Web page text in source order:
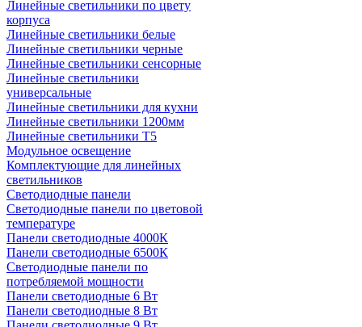
Линейные светильники по цвету
корпуса
Линейные светильники белые
Линейные светильники черные
Линейные светильники сенсорные
Линейные светильники
универсальные
Линейные светильники для кухни
Линейные светильники 1200мм
Линейные светильники Т5
Модульное освещение
Комплектующие для линейных
светильников
Светодиодные панели
Светодиодные панели по цветовой
температуре
Панели светодиодные 4000К
Панели светодиодные 6500К
Светодиодные панели по
потребляемой мощности
Панели светодиодные 6 Вт
Панели светодиодные 8 Вт